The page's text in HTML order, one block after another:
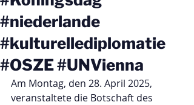
#niederlande
#kulturellediplomatie
#OSZE #UNVienna
Am Montag, den 28. April 2025,
veranstaltete die Botschaft des